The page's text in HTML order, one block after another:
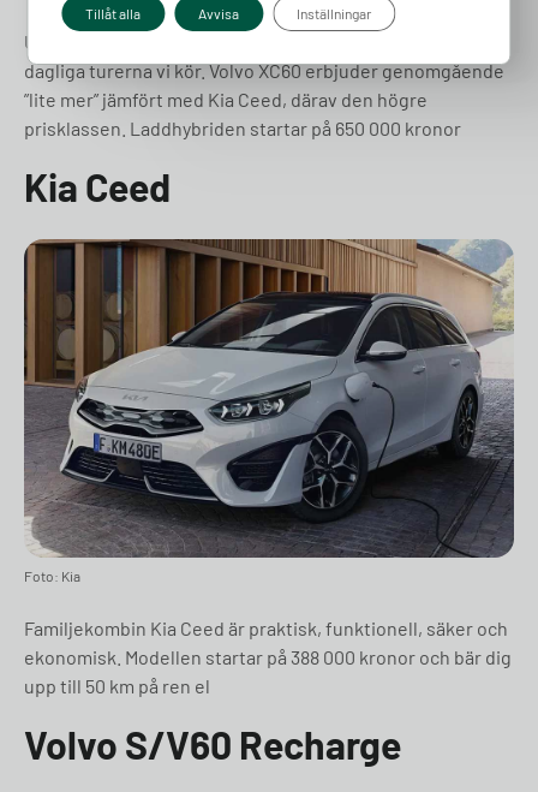
Upp till 78 km eldrift, det är betydligt längre än de flesta
dagliga turerna vi kör. Volvo XC60 erbjuder genomgående
”lite mer” jämfört med Kia Ceed, därav den högre
prisklassen. Laddhybriden startar på 650 000 kronor
Kia Ceed
Foto: Kia
Familjekombin Kia Ceed är praktisk, funktionell, säker och
ekonomisk. Modellen startar på 388 000 kronor och bär dig
upp till 50 km på ren el
Volvo S/V60 Recharge
Tillåt alla Avvisa Inställningar